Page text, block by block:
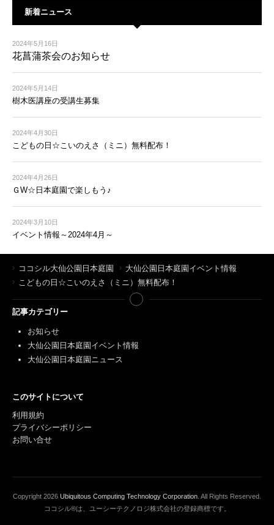
新着ニュース
2024年5月16日
花菖蒲茶会のお知らせ
2024年5月14日
樹木医講座の受講生募集
2024年4月30日
こどもの日☆こいのえさ（ミニ）無料配布！
2024年4月26日
ＧW☆日本庭園で楽しもう♪
2024年3月10日
イベント情報～2024年4月～
ココシル大仙公園日本庭園
大仙公園日本庭園イベント情報
こどもの日☆こいのえさ（ミニ）無料配布！
記事カテゴリー
お知らせ
大仙公園日本庭園イベント情報
大仙公園日本庭園ニュース
このサイトについて
利用規約
プライバシーポリシー
お問い合せ
Copyright 2026 Ubiquitous Computing Technology Corporation . All Rights Reserved.
ココシル®は、ユーシーテクノロジ株式会社の登録商標です。